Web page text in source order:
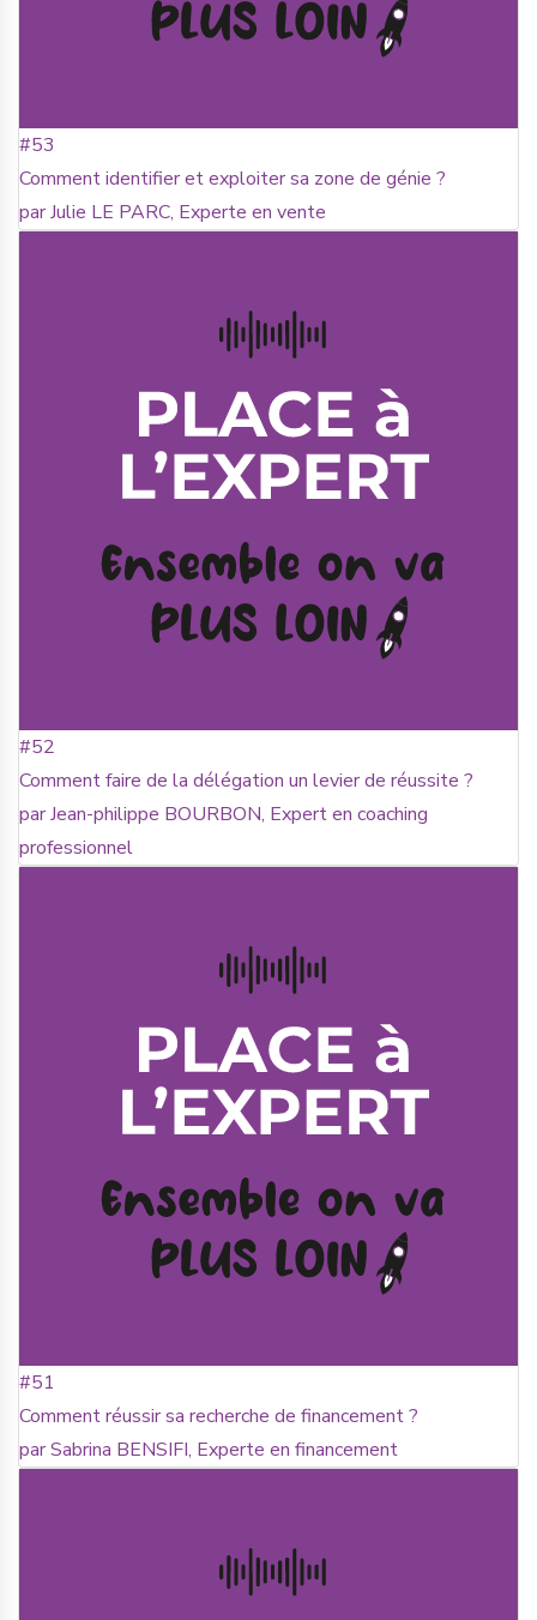
#53
Comment identifier et exploiter sa zone de génie ?
par Julie LE PARC, Experte en vente
#52
Comment faire de la délégation un levier de réussite ?
par Jean-philippe BOURBON, Expert en coaching
professionnel
#51
Comment réussir sa recherche de financement ?
par Sabrina BENSIFI, Experte en financement